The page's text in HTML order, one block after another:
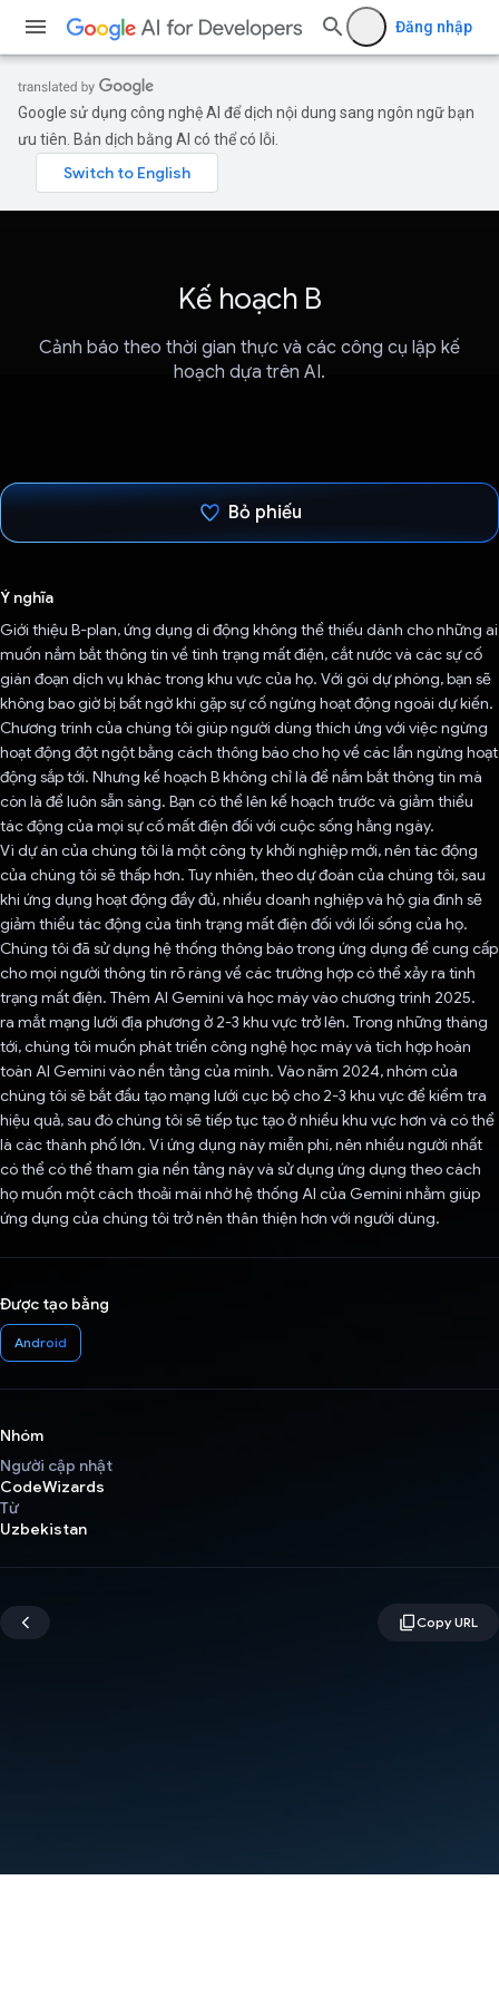
Đăng nhập
Google sử dụng công nghệ AI để dịch nội dung sang ngôn ngữ bạn
ưu tiên. Bản dịch bằng AI có thể có lỗi.
Kế hoạch B
Cảnh báo theo thời gian thực và các công cụ lập kế
hoạch dựa trên AI.
Bỏ phiếu
Ý nghĩa
Giới thiệu B-plan, ứng dụng di động không thể thiếu dành cho những ai
muốn nắm bắt thông tin về tình trạng mất điện, cắt nước và các sự cố
gián đoạn dịch vụ khác trong khu vực của họ. Với gói dự phòng, bạn sẽ
không bao giờ bị bất ngờ khi gặp sự cố ngừng hoạt động ngoài dự kiến.
Chương trình của chúng tôi giúp người dùng thích ứng với việc ngừng
hoạt động đột ngột bằng cách thông báo cho họ về các lần ngừng hoạt
động sắp tới. Nhưng kế hoạch B không chỉ là để nắm bắt thông tin mà
còn là để luôn sẵn sàng. Bạn có thể lên kế hoạch trước và giảm thiểu
tác động của mọi sự cố mất điện đối với cuộc sống hằng ngày.
Vì dự án của chúng tôi là một công ty khởi nghiệp mới, nên tác động
của chúng tôi sẽ thấp hơn. Tuy nhiên, theo dự đoán của chúng tôi, sau
khi ứng dụng hoạt động đầy đủ, nhiều doanh nghiệp và hộ gia đình sẽ
giảm thiểu tác động của tình trạng mất điện đối với lối sống của họ.
Chúng tôi đã sử dụng hệ thống thông báo trong ứng dụng để cung cấp
cho mọi người thông tin rõ ràng về các trường hợp có thể xảy ra tình
trạng mất điện. Thêm AI Gemini và học máy vào chương trình 2025.
ra mắt mạng lưới địa phương ở 2-3 khu vực trở lên. Trong những tháng
tới, chúng tôi muốn phát triển công nghệ học máy và tích hợp hoàn
toàn AI Gemini vào nền tảng của mình. Vào năm 2024, nhóm của
chúng tôi sẽ bắt đầu tạo mạng lưới cục bộ cho 2-3 khu vực để kiểm tra
hiệu quả, sau đó chúng tôi sẽ tiếp tục tạo ở nhiều khu vực hơn và có thể
là các thành phố lớn. Vì ứng dụng này miễn phí, nên nhiều người nhất
có thể có thể tham gia nền tảng này và sử dụng ứng dụng theo cách
họ muốn một cách thoải mái nhờ hệ thống AI của Gemini nhằm giúp
ứng dụng của chúng tôi trở nên thân thiện hơn với người dùng.
Được tạo bằng
Android
Nhóm
Người cập nhật
CodeWizards
Từ
Uzbekistan